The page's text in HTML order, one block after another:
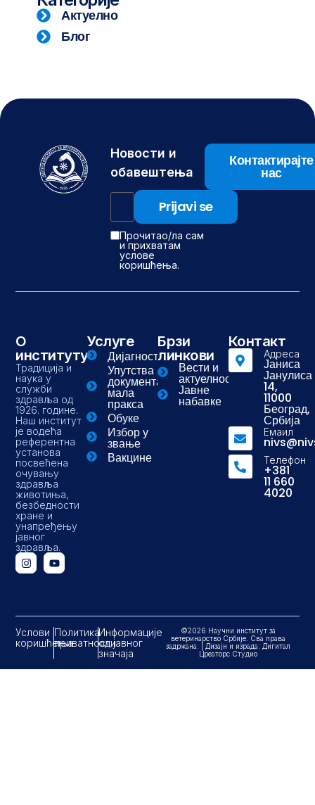
Актуелно
Блог
Новости и
обавештења
Прочитао/ла сам
и прихватам
услове
коришћења.
Контактирајте
нас
О
институту
Традиција и
наука у
служби
здравља од
1926. године.
Наш институт
је водећа
референтна
установа
посвећена
очувању
здравља
животиња,
безбедности
хране и
унапређењу
јавног
здравља.
Услуге
Дијагностика
Упутства и
документа-
мала
пракса
Обуке
Избор у
звање
Вакцине
Брзи
линкови
Вести и
актуелности
Јавне
набавке
Контакт
Адреса
Јаниса
Јанулиса
14,
11000
Београд,
Србија
Емаил
Телефон
+381
11 660
4020
Услови
коришћења
Политика
приватности
Информације
од јавног
значаја
©2026 Научни институт за
ветеринарство Србије. Сва права
задржана. | Дизајн и израда: Дигитал
Цреаторс Студио